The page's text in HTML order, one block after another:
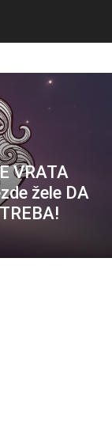
VRATA
žele DA